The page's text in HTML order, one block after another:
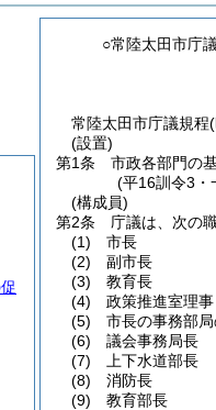
○常陸太田市庁
常陸太田市庁議規程
(設置)
第1条
市政各部門の
(平16訓令3・
(構成員)
第2条
庁議は、次の
(1)
市長
(2)
副市長
(3)
教育長
(4)
政策推進室理事
(5)
市長の事務部
(6)
議会事務局長
(7)
上下水道部長
(8)
消防長
(9)
教育部長